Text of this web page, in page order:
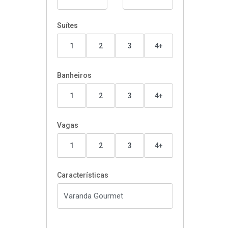
Suítes
1 2 3 4+
Banheiros
1 2 3 4+
Vagas
1 2 3 4+
Características